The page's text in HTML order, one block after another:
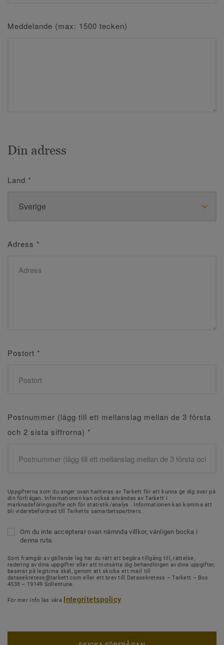
Meddelande (max: 1500 tecken)
Din adress
Land *
Adress *
Postort *
Postnummer (lägg till ett mellanslag mellan de 3 första
och 2 sista siffrorna) *
Uppgifterna som du anger ovan hanteras av Tarkett för att kunna ge dig svar på
din förfrågan. Informationen kan också användas av Tarkett i
marknadsföringssyfte och för statistik/analys . Informationen kan komma att
bli vidarebefordrad till Tarketts samarbetspartners.
Om du inte accepterar ovan nämnda villkor, vänligen bocka i
denna ruta.
Som framgår av gällande lag har du rätt att begära tillgång till, rättelse,
radering av dina uppgifter eller att motsätta dig behandlingen av dina uppgifter,
baserat på legitima skäl, genom att skicka ett mail till
datasekretess@tarkett.com eller ett brev till Datasekretess – Tarkett – Box
4538 – 19149 Sollentuna.
För mer info läs våra Integritetspolicy